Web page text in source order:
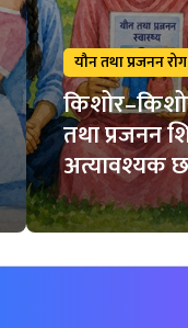
यौन तथा प्रजनन रोग
तथा प्रजनन
अत्यावश्यक